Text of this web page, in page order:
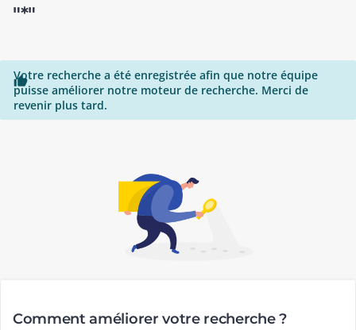
"*"

Votre recherche a été enregistrée afin que notre équipe
puisse améliorer notre moteur de recherche. Merci de
revenir plus tard.
Comment améliorer votre recherche ?